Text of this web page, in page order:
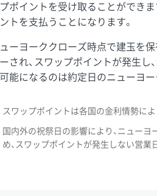
ポイントを受け取ることができ
トを支払うことになります。
ーヨーククローズ時点で建玉を
され、スワップポイントが発生し
能になるのは約定日のニューヨ
スワップポイントは各国の金利情勢によ
国内外の祝祭日の影響により、ニュー
め、スワップポイントが発生しない営業